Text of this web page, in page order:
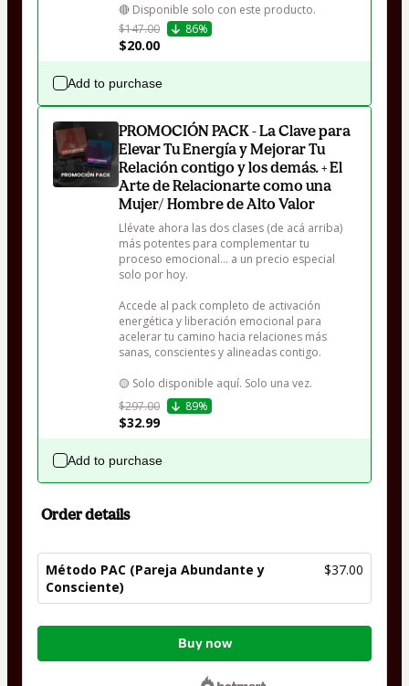
🔴 Disponible solo con este producto.
$147.00
86%
$20.00
Add to purchase
PROMOCIÓN PACK - La Clave para
Elevar Tu Energía y Mejorar Tu
Relación contigo y los demás. + El
Arte de Relacionarte como una
Mujer/ Hombre de Alto Valor
Llévate ahora las dos clases (de acá arriba)
más potentes para complementar tu
proceso emocional… a un precio especial
solo por hoy.
Accede al pack completo de activación
energética y liberación emocional para
acelerar tu camino hacia relaciones más
sanas, conscientes y alineadas contigo.
🟡 Solo disponible aquí. Solo una vez.
$297.00
89%
$32.99
Add to purchase
Order details
Método PAC (Pareja Abundante y
Consciente)
$37.00
Total
Buy now